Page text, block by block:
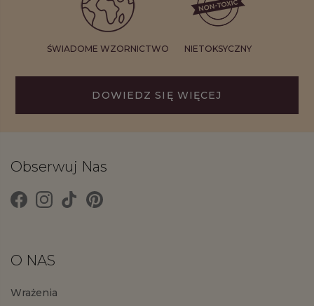
ŚWIADOME WZORNICTWO NIETOKSYCZNY
DOWIEDZ SIĘ WIĘCEJ
Obserwuj Nas
O NAS
Wrażenia